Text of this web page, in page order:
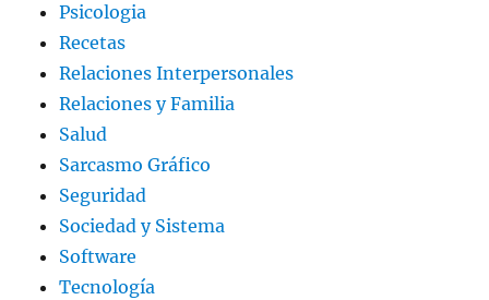
Psicologia
Recetas
Relaciones Interpersonales
Relaciones y Familia
Salud
Sarcasmo Gráfico
Seguridad
Sociedad y Sistema
Software
Tecnología